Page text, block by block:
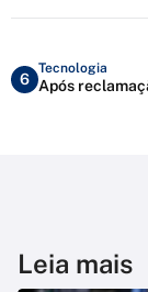
6
Tecnologia
Após
Leia mais